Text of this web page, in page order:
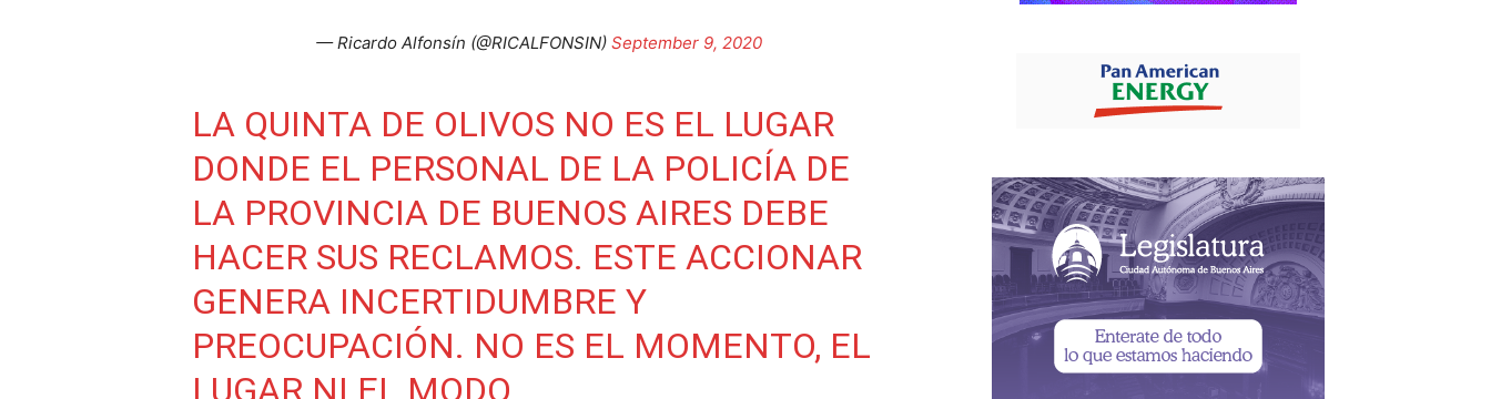
— Ricardo Alfonsín (@RICALFONSIN) September 9, 2020
LA QUINTA DE OLIVOS NO ES EL LUGAR
DONDE EL PERSONAL DE LA POLICÍA DE
LA PROVINCIA DE BUENOS AIRES DEBE
HACER SUS RECLAMOS. ESTE ACCIONAR
GENERA INCERTIDUMBRE Y
PREOCUPACIÓN. NO ES EL MOMENTO, EL
LUGAR NI EL MODO.